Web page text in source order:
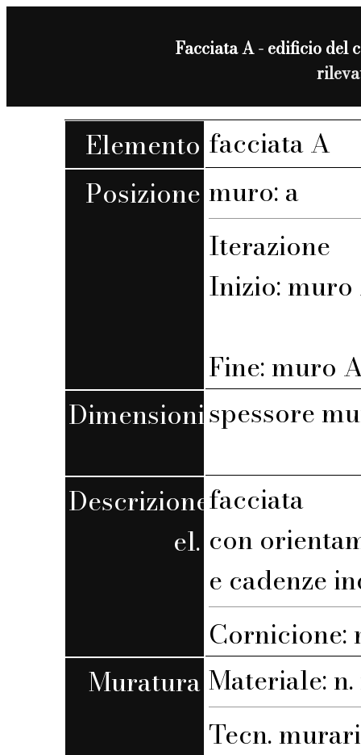
Facciata A - edificio del
Elemento facciata A
Posizione muro: a
Iterazione
Inizio: muro
Fine: muro
Dimensionispessore
Descrizione
el.
facciata
con
e cadenze
Cornicione:
Muratura Materiale: n.
Tecn.